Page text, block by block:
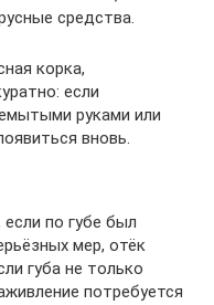
средства.
корка,
если
руками или
вновь.
по губе был
мер, отёк
губа не только
потребуется